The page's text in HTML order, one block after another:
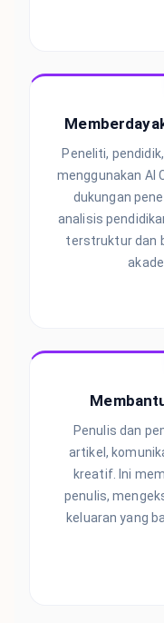
Peneliti,
menggunakan AI
dukungan
analisis
terstruktur dan
Penulis dan
artikel,
kreatif. Ini
penulis,
keluaran yang